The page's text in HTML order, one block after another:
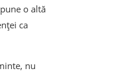
o altă
ca
nu